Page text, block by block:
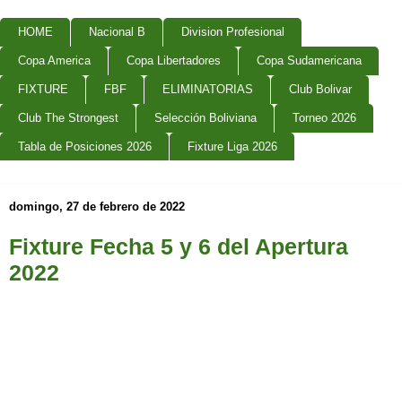
HOME Nacional B Division Profesional
Copa America Copa Libertadores Copa Sudamericana
FIXTURE FBF ELIMINATORIAS Club Bolivar
Club The Strongest Selección Boliviana Torneo 2026
Tabla de Posiciones 2026 Fixture Liga 2026
domingo, 27 de febrero de 2022
Fixture Fecha 5 y 6 del Apertura
2022